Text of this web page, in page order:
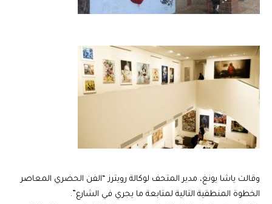
وقالت ياشا يونغ، مدير المتحف لوكالة رويترز “الفن الحضري المعاصر
الخطوة المنطقية التالية لمتابعة ما يجري في الشارع”.